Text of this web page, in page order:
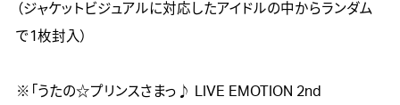
（ジャケットビジュアルに対応したアイドルの中からランダム
で1枚封入）
※「うたの☆プリンスさまっ♪ LIVE EMOTION 2nd